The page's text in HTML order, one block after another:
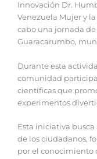
Innovación Dr.
Venezuela Mujer y
cabo una jornada
Guaracarumbo,
Durante esta
comunidad
científicas que
experimentos
Esta iniciativa
de los ciudadanos,
por el conocimiento